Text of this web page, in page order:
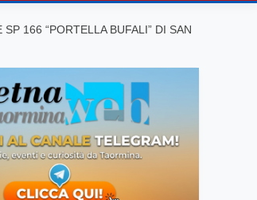
166 “PORTELLA BUFALI” DI SAN